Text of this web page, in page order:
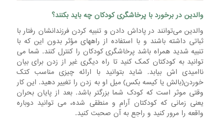
والدین در برخورد با پرخاشگری کودکان چه باید بکنند؟
والدین می‌توانند در پاداش دادن و تنبیه کردن فرزندانشان رفتار با
ثباتی داشته باشند و با استفاده از راههای مؤثر بدون این که با
تنبیه شدید همراه باشد پرخاشگری کودکان را کنترل کنند. شما می
توانید به کودکتان کمک کنید تا راه دیگری غیر از زدن برای بیان
ناامیدی اش بیابد. شاید بتوانید با ارائه چیزی مناسب کتک
خوردن(بالش یا کیسه بکس) میل او به زدن را تغییر دهید. این کار
وقتی موثر است که کودک شما بزرگتر باشد. بعد از پایان بحران
یعنی زمانی که کودکتان آرام و منطقی شده، می توانید دوباره
واقعه را مرور کنید و راجع به آن صحبت کنید.